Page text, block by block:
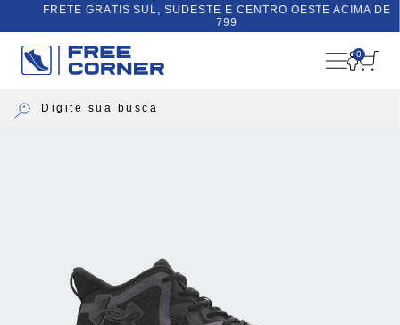
FRETE GRÁTIS SUL, SUDESTE E CENTRO OESTE ACIMA DE R$
799
0